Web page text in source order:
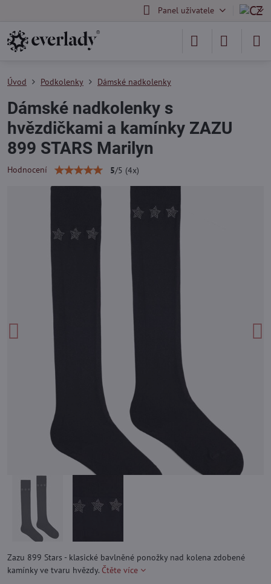
Panel uživatele
Úvod Podkolenky Dámské nadkolenky
Dámské nadkolenky s
hvězdičkami a kamínky ZAZU
899 STARS Marilyn
Hodnocení 5/5 (4x)
Zazu 899 Stars - klasické bavlněné ponožky nad kolena zdobené
kamínky ve tvaru hvězdy. Čtěte více